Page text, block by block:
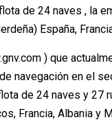
de 24 naves , la
España,
) que
navegación en el
de 24 naves y 27
Francia, Albania y